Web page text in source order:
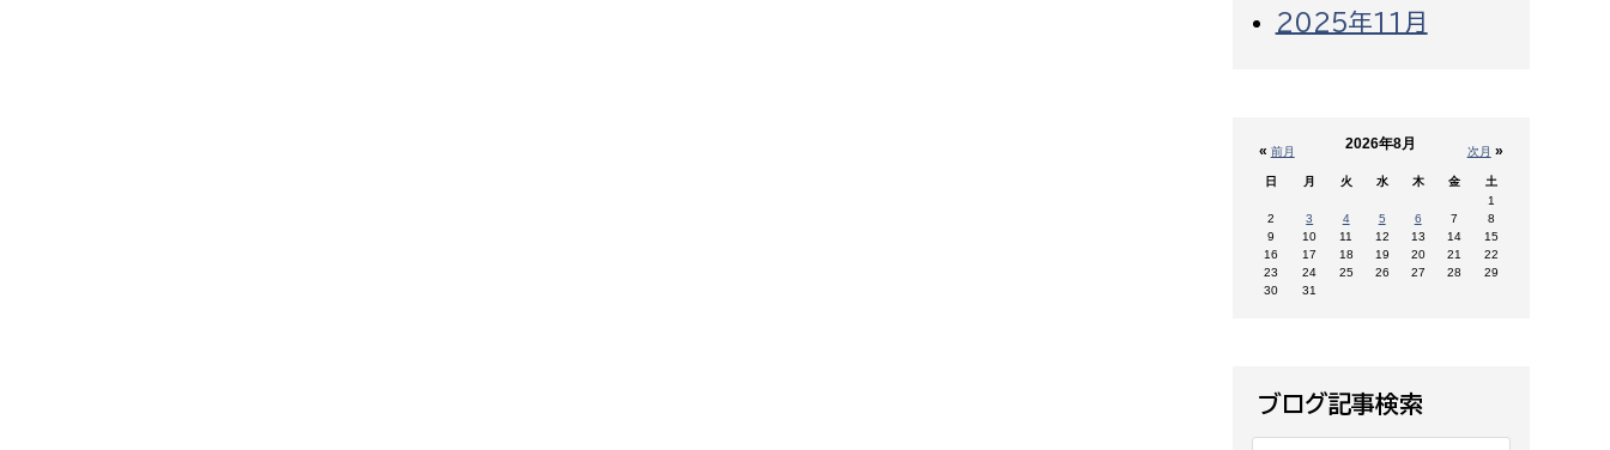
2025年11月
« 前月 次月 »
2026年8月
日 月 火 水 木 金
土
1
2
3 4 5 6 7
8
9
10 11 12 13 14
15
16
17 18 19 20 21
22
23
24 25 26 27 28
29
30
31
ブログ記事検索